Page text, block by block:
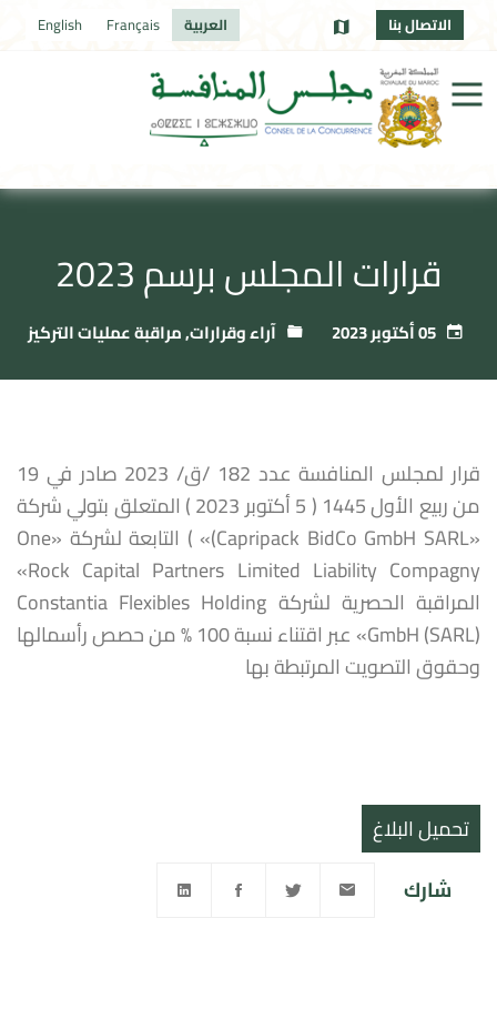
الاتصال بنا العربية Français
English
قرارات المجلس برسم 2023
05 أكتوبر 2023 آراء وقرارات,مراقبة عمليات التركيز
قرار لمجلس المنافسة عدد 182 /ق/ 2023 صادر في 19
من ربيع الأول 1445 ( 5 أكتوبر 2023 ) المتعلق بتولي شركة
«Capripack BidCo GmbH SARL)» ) التابعة لشركة «One
Rock Capital Partners Limited Liability Compagny»
المراقبة الحصرية لشركة Constantia Flexibles Holding
GmbH (SARL)» عبر اقتناء نسبة 100 % من حصص رأسمالها
وحقوق التصويت المرتبطة بها
تحميل البلاغ
شارك